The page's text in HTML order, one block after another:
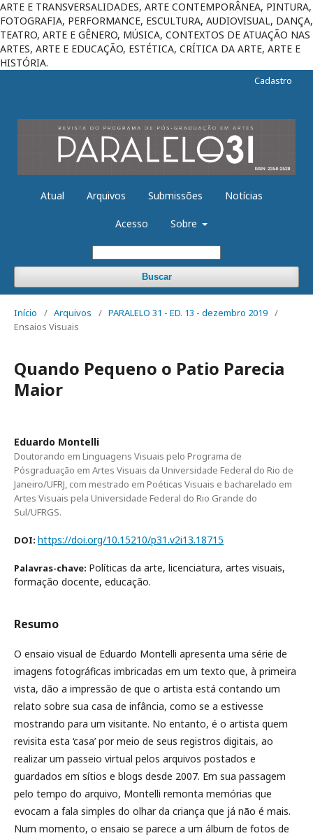
ARTE E TRANSVERSALIDADES, ARTE CONTEMPORÂNEA, PINTURA,
FOTOGRAFIA, PERFORMANCE, ESCULTURA, AUDIOVISUAL, DANÇA,
TEATRO, ARTE E GÊNERO, MÚSICA, CONTEXTOS DE ATUAÇÃO NAS
ARTES, ARTE E EDUCAÇÃO, ESTÉTICA, CRÍTICA DA ARTE, ARTE E
HISTÓRIA.
Atual Arquivos Submissões Notícias
Acesso Sobre
Buscar
Cadastro
Início / Arquivos / PARALELO 31 - ED. 13 - dezembro 2019 /
Ensaios Visuais
Quando Pequeno o Patio Parecia
Maior
Eduardo Montelli
Doutorando em Linguagens Visuais pelo Programa de
Pósgraduação em Artes Visuais da Universidade Federal do Rio de
Janeiro/UFRJ, com mestrado em Poéticas Visuais e bacharelado em
Artes Visuais pela Universidade Federal do Rio Grande do
Sul/UFRGS.
DOI: https://doi.org/10.15210/p31.v2i13.18715
Palavras-chave: Políticas da arte, licenciatura, artes visuais,
formação docente, educação.
Resumo
O ensaio visual de Eduardo Montelli apresenta uma série de
imagens fotográficas imbricadas em um texto que, à primeira
vista, dão a impressão de que o artista está contando um
relato sobre sua casa de infância, como se a estivesse
mostrando para um visitante. No entanto, é o artista quem
revisita esta ‘casa’ por meio de seus registros digitais, ao
realizar um passeio virtual pelos arquivos postados e
guardados em sítios e blogs desde 2007. Em sua passagem
pelo tempo do arquivo, Montelli remonta memórias que
evocam a fala simples do olhar da criança que já não é mais.
Num momento, o ensaio se parece a um álbum de fotos de